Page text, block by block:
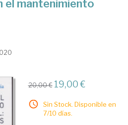
el mantenimiento
20,00 € 19,00 €
Sin Stock. Disponible en
7/10 días.